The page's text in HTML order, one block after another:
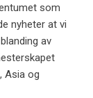
som
nyheter at vi
av
Asia og